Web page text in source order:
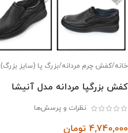
خانه/کفش چرم مردانه/بزرگ پا (سایز بزرگ)
کفش بزرگپا مردانه مدل آنیشا
نظرات و پرسش‌ها
4,740,000 تومان